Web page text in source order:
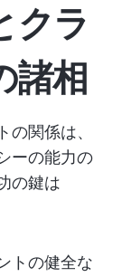
クラ
諸相
関係は、
ーの能力の
の鍵は
トの健全な